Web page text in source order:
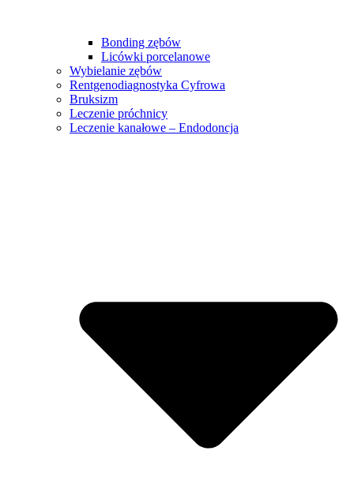
Bonding zębów
Licówki porcelanowe
Wybielanie zębów
Rentgenodiagnostyka Cyfrowa
Bruksizm
Leczenie próchnicy
Leczenie kanałowe – Endodoncja